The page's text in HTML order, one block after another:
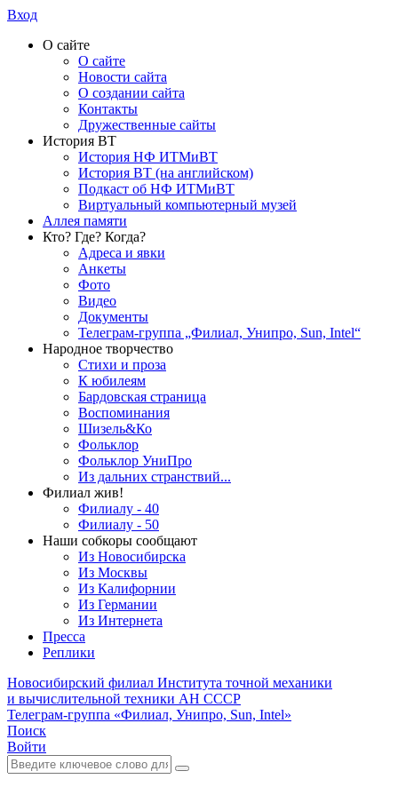
Вход
О сайте
О сайте
Новости сайта
О создании сайта
Контакты
Дружественные сайты
История ВТ
История НФ ИТМиВТ
История ВТ (на английском)
Подкаст об НФ ИТМиВТ
Виртуальный компьютерный музей
Аллея памяти
Кто? Где? Когда?
Адреса и явки
Анкеты
Фото
Видео
Документы
Телеграм-группа „Филиал, Унипро, Sun, Intel“
Народное творчество
Стихи и проза
К юбилеям
Бардовская страница
Воспоминания
Шизель&Ко
Фольклор
Фольклор УниПро
Из дальних странствий...
Филиал жив!
Филиалу - 40
Филиалу - 50
Наши собкоры сообщают
Из Новосибирска
Из Москвы
Из Калифорнии
Из Германии
Из Интернета
Пресса
Реплики
Новосибирский филиал Института точной механики
и вычислительной техники АН СССР
Телеграм-группа «Филиал, Унипро, Sun, Intel»
Поиск
Войти